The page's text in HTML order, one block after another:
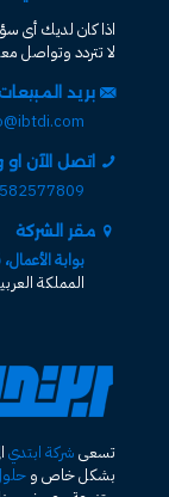
اذا كان لديك أى
لا تتردد وتواصل
بريد
اتصل الآن
مقر الشركة
بوابة
المملكة
تسعى شركة ابتدي
بشكل خاص و